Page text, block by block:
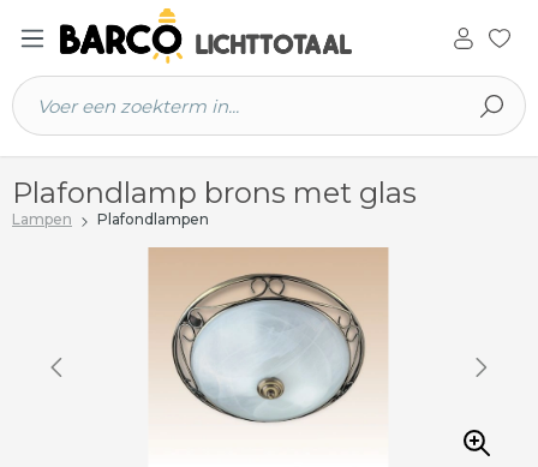
hoofdinhoud
Plafondlamp brons met glas
Lampen Plafondlampen